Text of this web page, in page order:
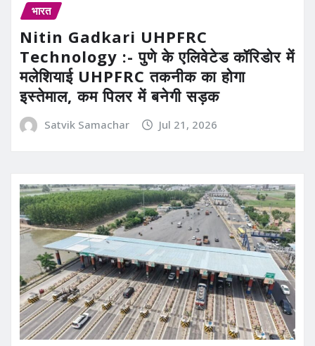
भारत
Nitin Gadkari UHPFRC
Technology :- पुणे के एलिवेटेड कॉरिडोर में
मलेशियाई UHPFRC तकनीक का होगा
इस्तेमाल, कम पिलर में बनेगी सड़क
Satvik Samachar Jul 21, 2026